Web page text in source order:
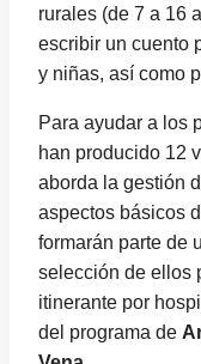
rurales (de 7 a 16
escribir un cuento
y niñas, así como
Para ayudar a los
han producido 12
aborda la gestión
aspectos básicos
formarán parte de
selección de ellos
itinerante por
del programa de